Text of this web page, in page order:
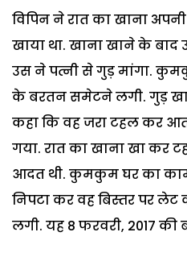
विपिन ने रात का खाना
खाया था. खाना खाने के
उस ने पत्नी से गुड़ मांगा.
के बरतन समेटने लगी. गुड़
कहा कि वह जरा टहल कर
गया. रात का खाना खा कर
आदत थी. कुमकुम घर का
निपटा कर वह बिस्तर पर
लगी. यह 8 फरवरी, 2017 की